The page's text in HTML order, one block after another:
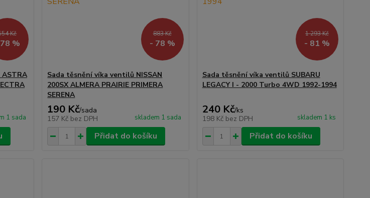
Kč
%
1 sada
883 Kč
- 78 %
Sada těsnění víka ventilů NISSAN
200SX ALMERA PRAIRIE PRIMERA
SERENA
190 Kč/sada
157 Kč bez DPH skladem 1 sada
Přidat do košíku
1 293 Kč
- 81 %
Sada těsnění víka ventilů SUBARU
LEGACY I - 2000 Turbo 4WD 1992-1994
240 Kč/ks
198 Kč bez DPH skladem 1 ks
Přidat do košíku